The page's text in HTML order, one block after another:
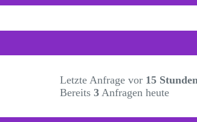
Letzte Anfrage vor 15
Bereits 3 Anfragen heute